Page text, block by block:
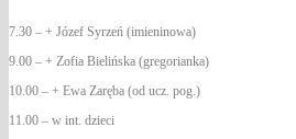
7.30 – + Józef Syrzeń (imieninowa)
9.00 – + Zofia Bielińska (gregorianka)
10.00 – + Ewa Zaręba (od ucz. pog.)
11.00 – w int. dzieci